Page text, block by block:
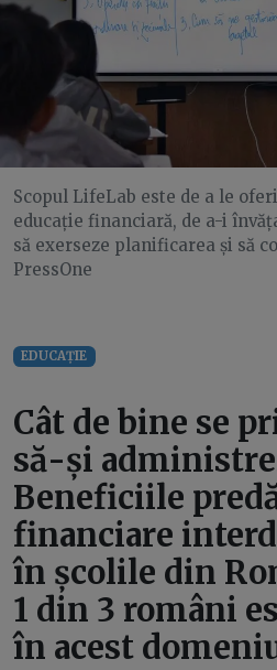
Scopul LifeLab este de a le
educație financiară, de a-i
să exerseze planificarea și să
PressOne
EDUCAȚIE
Cât de bine se
să-și
Beneficiile
financiare
în școlile din
1 din 3 români
în acest